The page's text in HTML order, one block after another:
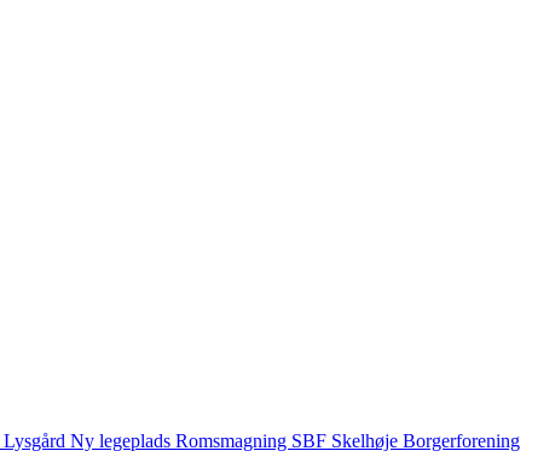
Lysgård Ny legeplads Romsmagning SBF Skelhøje Borgerforening